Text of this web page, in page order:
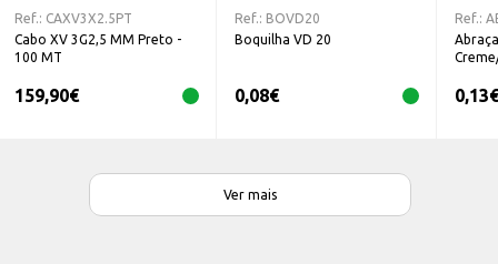
Ref.: CAXV3X2.5PT
Cabo XV 3G2,5 MM Preto -
100 MT
159,90€
Ref.: BOVD20
Boquilha VD 20
0,08€
Ref.:
0,13€
Ver mais